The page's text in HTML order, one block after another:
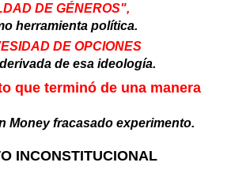
DE GÉNEROS",
herramienta política.
DE OPCIONES
derivada de esa ideología.
que terminó de una manera
Money fracasado experimento.
INCONSTITUCIONAL